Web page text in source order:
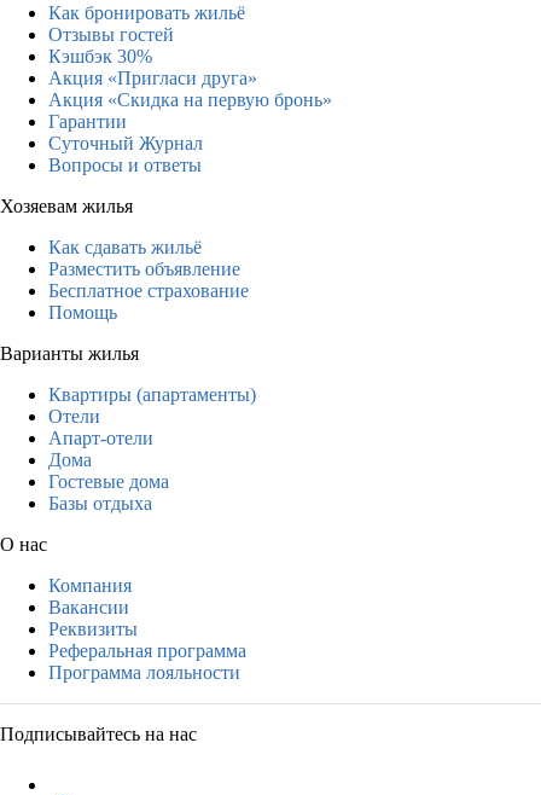
Как бронировать жильё
Отзывы гостей
Кэшбэк 30%
Акция «Пригласи друга»
Акция «Скидка на первую бронь»
Гарантии
Суточный Журнал
Вопросы и ответы
Хозяевам жилья
Как сдавать жильё
Разместить объявление
Бесплатное страхование
Помощь
Варианты жилья
Квартиры (апартаменты)
Отели
Апарт-отели
Дома
Гостевые дома
Базы отдыха
О нас
Компания
Вакансии
Реквизиты
Реферальная программа
Программа лояльности
Подписывайтесь на нас